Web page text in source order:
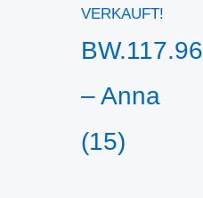
VERKAUFT!
BW.117.96
– Anna
(15)